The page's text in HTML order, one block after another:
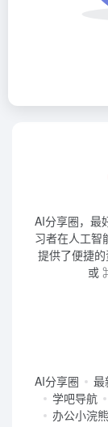
AI分享圈，最
习者在人工智
提供了便捷
或
AI分享圈 最
学吧导航
办公小浣熊